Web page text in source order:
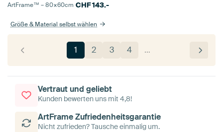
ArtFrame™ –80×60cm CHF143.-
Größe & Material selbst wählen
1 2 3 4 …
Vertraut und geliebt
Kunden bewerten uns mit 4,8!
ArtFrame Zufriedenheitsgarantie
Nicht zufrieden? Tausche einmalig um.